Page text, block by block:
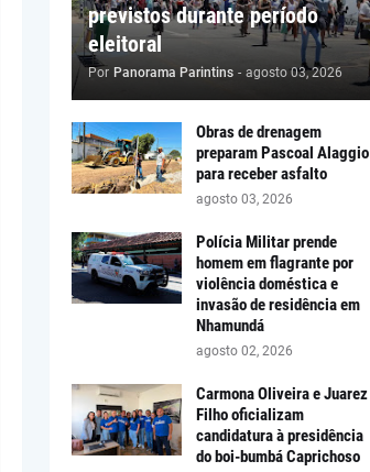
previstos durante período
eleitoral
Por Panorama Parintins - agosto 03, 2026
Obras de drenagem
preparam Pascoal Alaggio
para receber asfalto
agosto 03, 2026
Polícia Militar prende
homem em flagrante por
violência doméstica e
invasão de residência em
Nhamundá
agosto 02, 2026
Carmona Oliveira e Juarez
Filho oficializam
candidatura à presidência
do boi-bumbá Caprichoso